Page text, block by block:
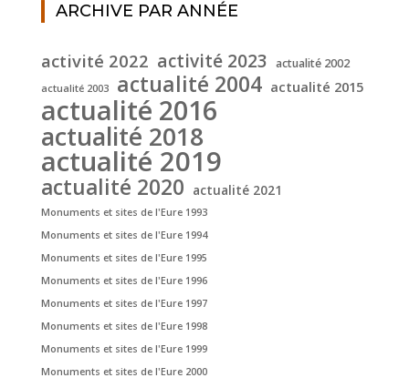
ARCHIVE PAR ANNÉE
activité 2022 activité 2023 actualité 2002
actualité 2003 actualité 2004 actualité 2015
actualité 2016
actualité 2018
actualité 2019
actualité 2020 actualité 2021
Monuments et sites de l'Eure 1993
Monuments et sites de l'Eure 1994
Monuments et sites de l'Eure 1995
Monuments et sites de l'Eure 1996
Monuments et sites de l'Eure 1997
Monuments et sites de l'Eure 1998
Monuments et sites de l'Eure 1999
Monuments et sites de l'Eure 2000